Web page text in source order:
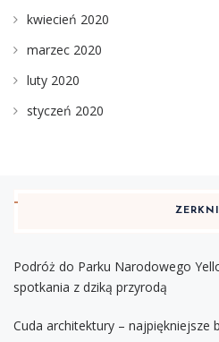
kwiecień 2020
marzec 2020
luty 2020
styczeń 2020
Podróż do Parku Narodowego
spotkania z dziką przyrodą
Cuda architektury – najpiękniejsze